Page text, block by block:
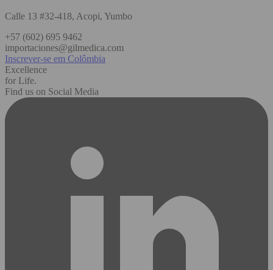
Calle 13 #32-418, Acopi, Yumbo
+57 (602) 695 9462
importaciones@gilmedica.com
Inscrever-se em Colômbia
Excellence
for Life.
Find us on Social Media